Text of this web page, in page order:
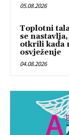
05.08.2026
Toplotni
se
otkrili kada
osvježenje
04.08.2026